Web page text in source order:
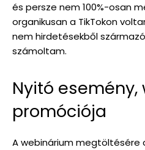
és persze nem 100%-osan
organikusan a TikTokon
nem hirdetésekből
számoltam.
Nyitó
promóciója
A webinárium megtöltésére